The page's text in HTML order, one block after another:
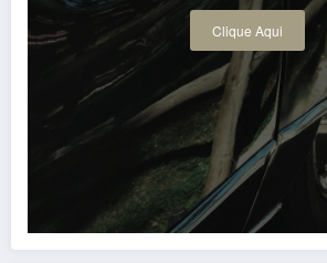
Clique Aqui